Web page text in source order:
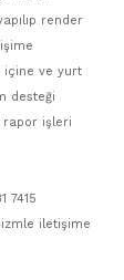
render
içine ve yurt
desteği
rapor işleri
7415
iletişime